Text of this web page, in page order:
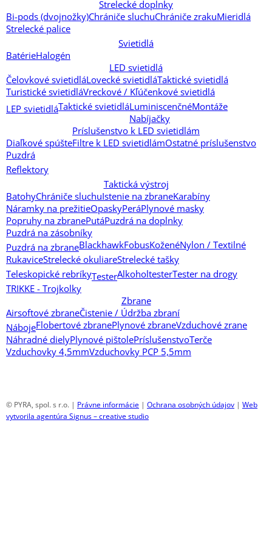
Strelecké doplnky
Bi-pods (dvojnožky)Chrániče sluchuChrániče zrakuMieridlá
Strelecké palice
Svietidlá
BatérieHalogén
LED svietidlá
Čelovkové svietidláLovecké svietidláTaktické svietidlá
Turistické svietidláVreckové / Kľúčenkové svietidlá
LEP svietidláTaktické svietidláLuminiscenčnéMontáže
Nabíjačky
Príslušenstvo k LED svietidlám
Diaľkové spúšteFiltre k LED svietidlámOstatné príslušenstvo
Puzdrá
Reflektory
Taktická výstroj
BatohyChrániče sluchuIstenie na zbraneKarabíny
Náramky na prežitieOpaskyPeráPlynové masky
Popruhy na zbranePutáPuzdrá na doplnky
Puzdrá na zásobníky
Puzdrá na zbraneBlackhawkFobusKoženéNylon / Textilné
RukaviceStrelecké okuliareStrelecké tašky
Teleskopické rebríkyTesterAlkoholtesterTester na drogy
TRIKKE - Trojkolky
Zbrane
Airsoftové zbraneČistenie / Údržba zbraní
NábojeFlobertové zbranePlynové zbraneVzduchové zrane
Náhradné dielyPlynové pištolePríslušenstvoTerče
Vzduchovky 4,5mmVzduchovky PCP 5,5mm
© PYRA, spol. s r.o. | Právne informácie | Ochrana osobných údajov | Web
vytvorila agentúra Signus – creative studio